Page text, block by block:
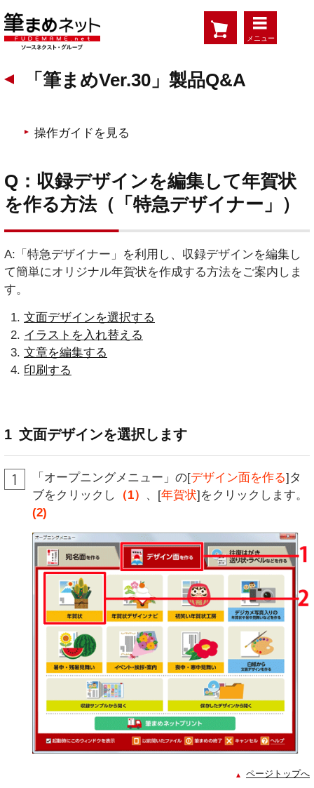
メニュー
「筆まめVer.30」製品Q&A
操作ガイドを見る
Q：収録デザインを編集して年賀状
を作る方法（「特急デザイナー」）
A:「特急デザイナー」を利用し、収録デザインを編集し
て簡単にオリジナル年賀状を作成する方法をご案内しま
す。
文面デザインを選択する
イラストを入れ替える
文章を編集する
印刷する
1 文面デザインを選択します
「オープニングメニュー」の[デザイン面を作る]タ
ブをクリックし
（1） 、[年賀状]をクリックします。
(2)
ページトップへ